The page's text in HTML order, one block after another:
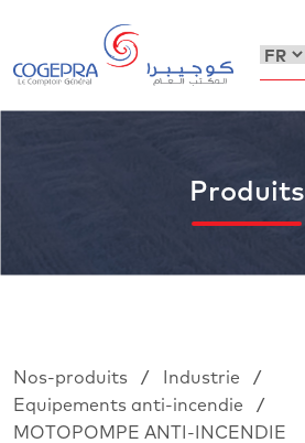
Produits
Nos-produits / Industrie /
Equipements anti-incendie /
MOTOPOMPE ANTI-INCENDIE